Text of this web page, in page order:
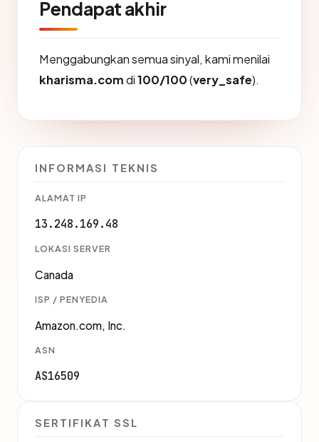
Pendapat akhir
Menggabungkan semua sinyal, kami menilai
kharisma.comdi100/100(very_safe).
INFORMASI TEKNIS
ALAMAT IP
13.248.169.48
LOKASI SERVER
Canada
ISP / PENYEDIA
Amazon.com, Inc.
ASN
AS16509
SERTIFIKAT SSL